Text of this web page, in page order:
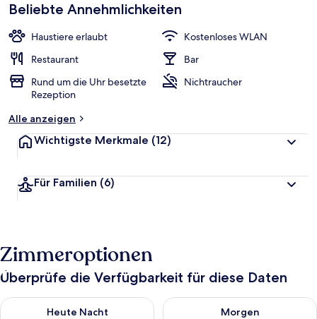
Beliebte Annehmlichkeiten
Haustiere erlaubt
Kostenloses WLAN
Restaurant
Bar
Rund um die Uhr besetzte
Rezeption
Nichtraucher
Alle anzeigen
Wichtigste Merkmale (12)
Für Familien (6)
Zimmeroptionen
Überprüfe die Verfügbarkeit für diese Daten
Heute Nacht
Überprüfe die Verfügbarkeit für heute Nacht, Aug. 7 - Aug. 8.
Morgen
Überprüfe die Verfügbarkeit